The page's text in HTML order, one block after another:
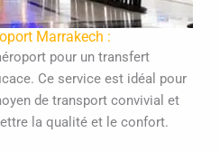
Marrakech :
pour un transfert
Ce service est idéal pour
de transport convivial et
la qualité et le confort.